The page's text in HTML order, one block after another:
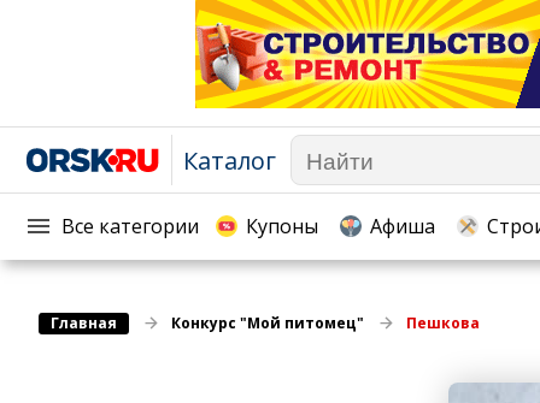
Каталог
Все категории Купоны Афиша
Афиша
Строительство и ремонт
Авто и мото
Развлечения и отдых
Телекоммуникации и связь
Бизнес и финансы
Ремонт
Популярное →
Главная Конкурс "Мой питомец" Пешкова